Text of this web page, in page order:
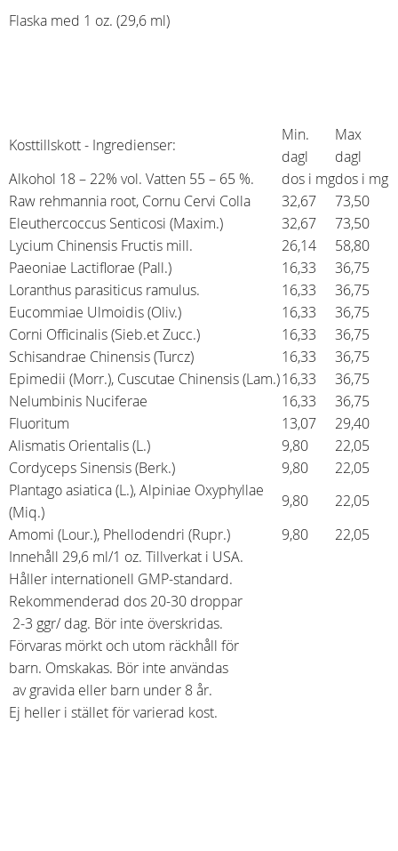
Flaska med 1 oz. (29,6 ml)
Kosttillskott - Ingredienser:
Min.
dagl
Max
dagl
Alkohol 18 – 22% vol. Vatten 55 – 65 %.
dos i mgdos i mg
Raw rehmannia root, Cornu Cervi Colla
32,67
73,50
Eleuthercoccus Senticosi (Maxim.)
32,67
73,50
Lycium Chinensis Fructis mill.
26,14
58,80
Paeoniae Lactiflorae (Pall.)
16,33
36,75
Loranthus parasiticus ramulus.
16,33
36,75
Eucommiae Ulmoidis (Oliv.)
16,33
36,75
Corni Officinalis (Sieb.et Zucc.)
16,33
36,75
Schisandrae Chinensis (Turcz)
16,33
36,75
Epimedii (Morr.), Cuscutae Chinensis (Lam.)16,33
36,75
Nelumbinis Nuciferae
16,33
36,75
Fluoritum
13,07
29,40
Alismatis Orientalis (L.)
9,80
22,05
Cordyceps Sinensis (Berk.)
9,80
22,05
Plantago asiatica (L.), Alpiniae Oxyphyllae
(Miq.)
9,80
22,05
Amomi (Lour.), Phellodendri (Rupr.)
9,80
22,05
Innehåll 29,6 ml/1 oz. Tillverkat i USA.
Håller internationell GMP-standard.
Rekommenderad dos 20-30 droppar
2-3 ggr/ dag. Bör inte överskridas.
Förvaras mörkt och utom räckhåll för
barn. Omskakas. Bör inte användas
av gravida eller barn under 8 år.
Ej heller i stället för varierad kost.